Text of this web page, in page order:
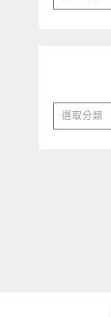
整
分
類